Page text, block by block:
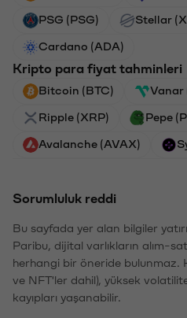
PSG (PSG) Stellar
Cardano (ADA)
Kripto para fiyat tahminleri
Bitcoin (BTC) Vanar
Ripple (XRP) Pepe
Avalanche (AVAX)
Sorumluluk reddi
Bu sayfada yer alan bilgiler
Paribu, dijital varlıkların alım-
herhangi bir öneride bulunmaz.
ve NFT'ler dahil), yüksek
kayıpları yaşanabilir.